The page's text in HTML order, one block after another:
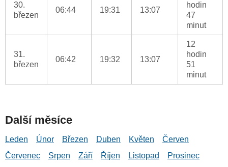
30.
březen
06:44 19:31 13:07
hodin
47
minut
31.
březen
06:42 19:32 13:07
12
hodin
51
minut
Další měsíce
Leden Únor Březen Duben Květen
Červen
Červenec
Srpen Září Říjen Listopad Prosinec